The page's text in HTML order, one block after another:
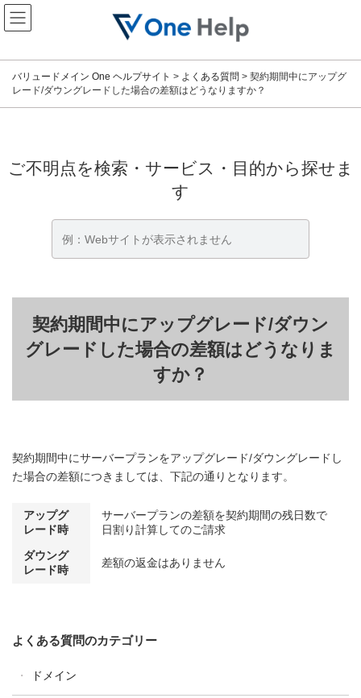
コ
ン
テ
ツ
キ
ナ
ビ
ゲ
シ
に
バリュードメイン One ヘルプサイト > よくある質問 > 契約期間中にアップグ
レード/ダウングレードした場合の差額はどうなりますか？
ご不明点を検索・サービス・目的から探せま
す
契約期間中にアップグレード/ダウン
グレードした場合の差額はどうなりま
すか？
契約期間中にサーバープランをアップグレード/ダウングレードし
た場合の差額につきましては、下記の通りとなります。
アップグ
レード時
サーバープランの差額を契約期間の残日数で
日割り計算してのご請求
ダウング
レード時
差額の返金はありません
よくある質問のカテゴリー
ドメイン